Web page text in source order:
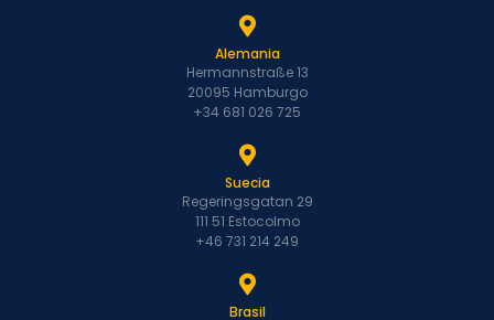
Alemania
Hermannstraße 13
20095 Hamburgo
+34 681 026 725
Suecia
Regeringsgatan 29
111 51 Estocolmo
+46 731 214 249
Brasil